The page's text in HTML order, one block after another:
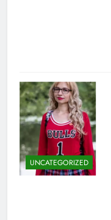
UNCATEGORIZED